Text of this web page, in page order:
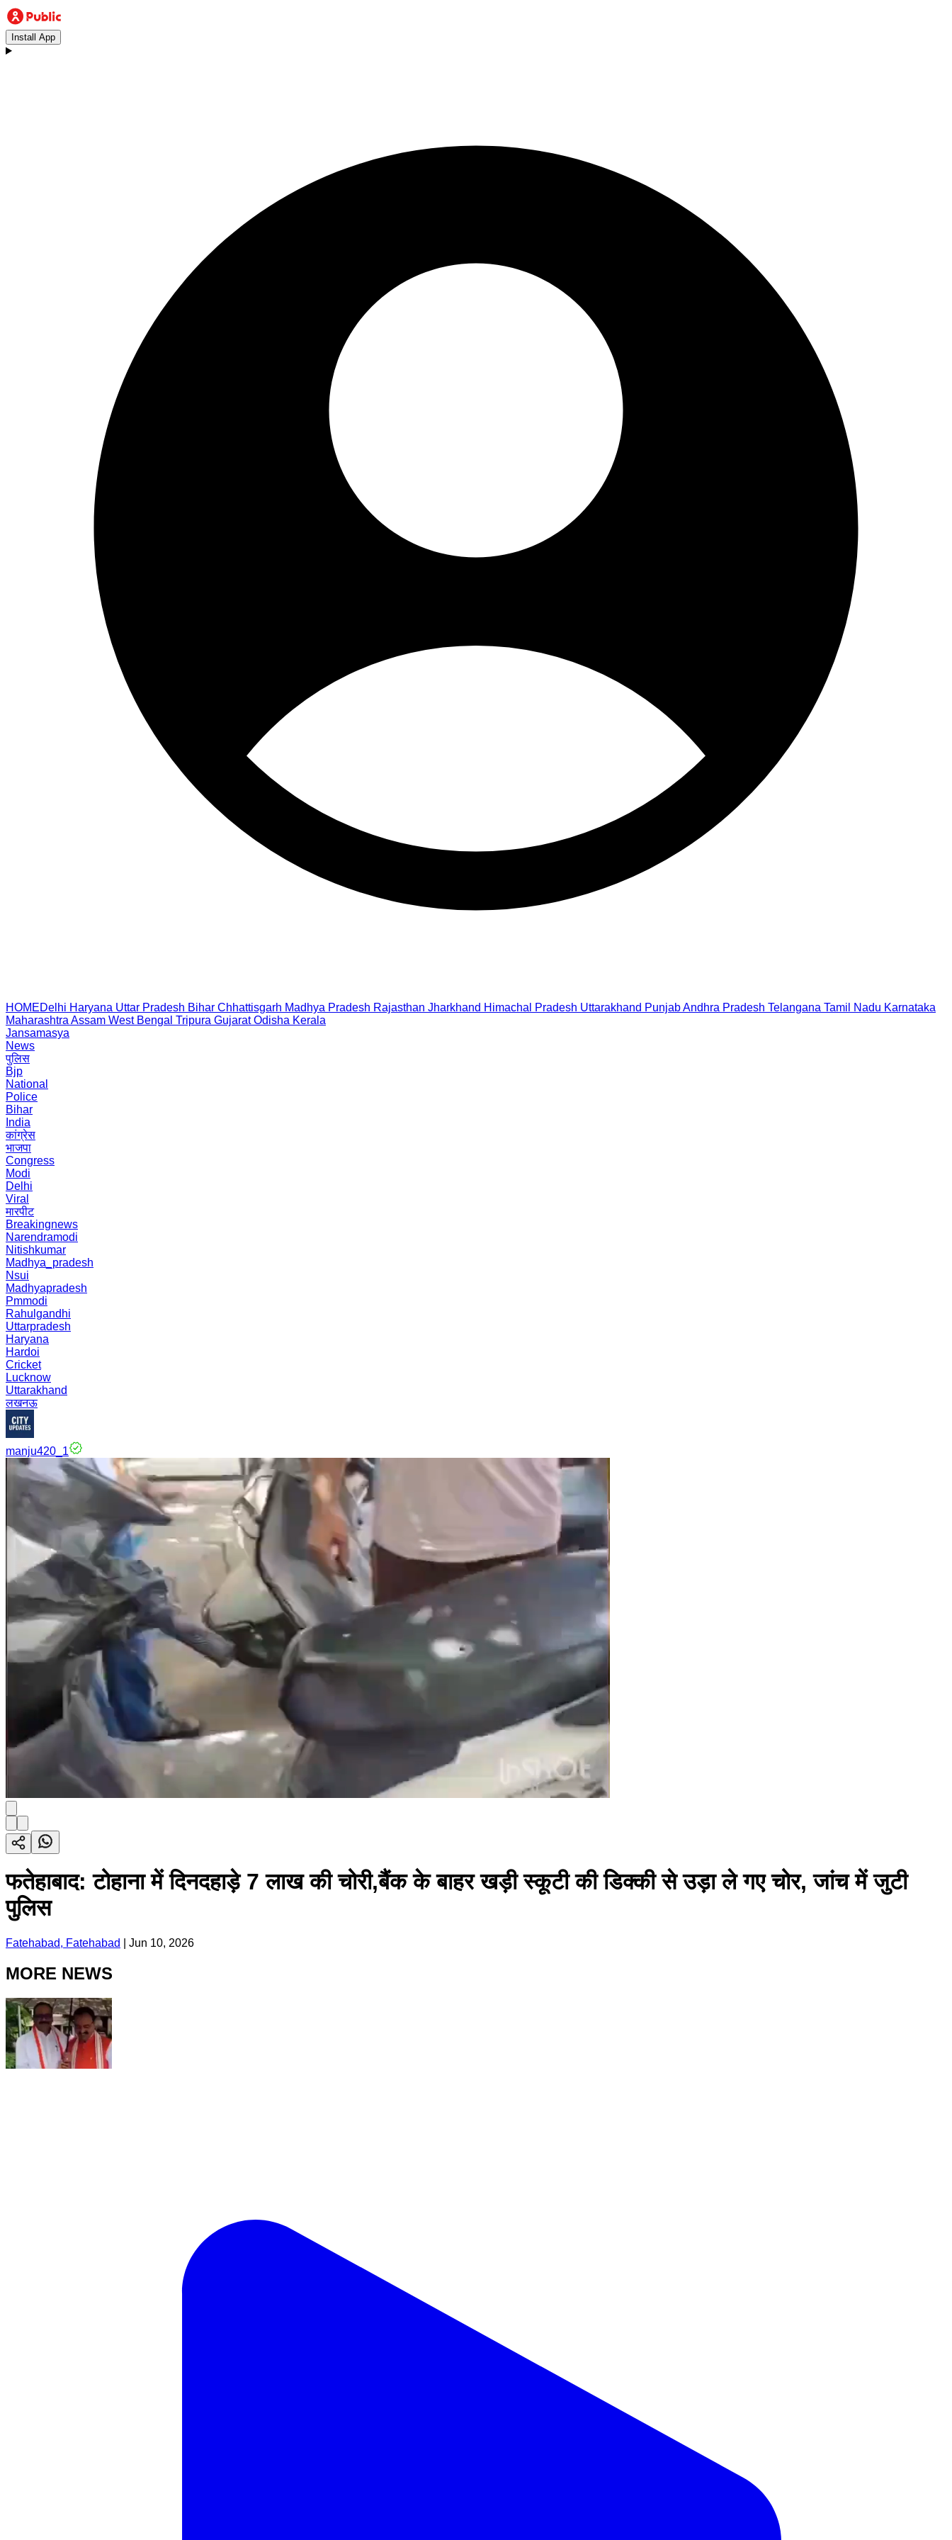
Install App
HOMEDelhi Haryana Uttar Pradesh Bihar Chhattisgarh Madhya Pradesh Rajasthan Jharkhand Himachal Pradesh Uttarakhand PunjabAndhra Pradesh Telangana Tamil Nadu Karnataka
Maharashtra Assam West Bengal Tripura Gujarat Odisha Kerala
Jansamasya
News
पुलिस
Bjp
National
Police
Bihar
India
कांग्रेस
भाजपा
Congress
Modi
Delhi
Viral
मारपीट
Breakingnews
Narendramodi
Nitishkumar
Madhya_pradesh
Nsui
Madhyapradesh
Pmmodi
Rahulgandhi
Uttarpradesh
Haryana
Hardoi
Cricket
Lucknow
Uttarakhand
लखनऊ
manju420_1
फतेहाबाद: टोहाना में दिनदहाड़े 7 लाख की चोरी,बैंक के बाहर खड़ी स्कूटी की डिक्की से उड़ा ले गए चोर, जांच में जुटी
पुलिस
Fatehabad, Fatehabad Jun 10, 2026
MORE NEWS